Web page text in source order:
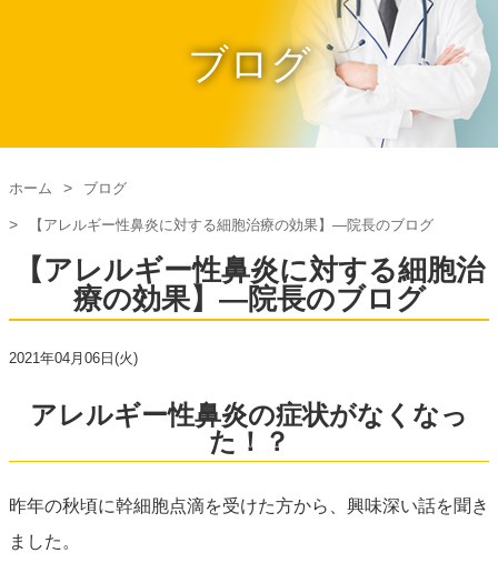
ブログ
ホーム ブログ
【アレルギー性鼻炎に対する細胞治療の効果】―院長のブログ
【アレルギー性鼻炎に対する細胞治
療の効果】―院長のブログ
2021年04月06日(火)
アレルギー性鼻炎の症状がなくなっ
た！？
昨年の秋頃に幹細胞点滴を受けた方から、興味深い話を聞き
ました。